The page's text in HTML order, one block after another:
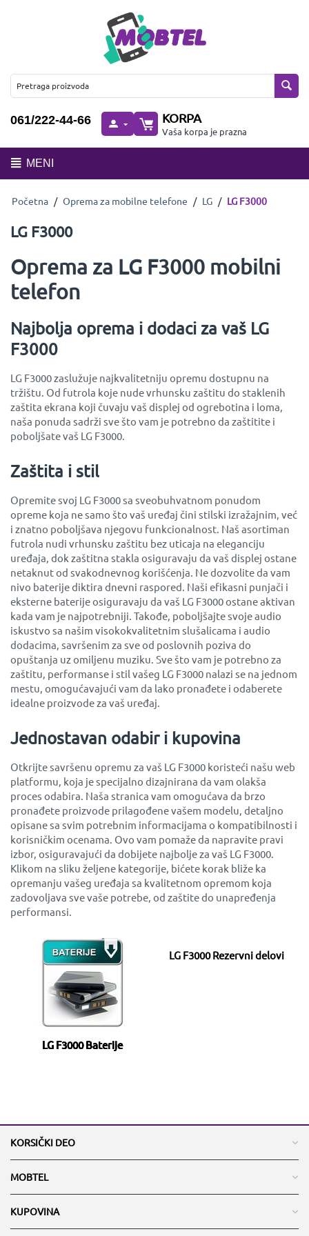
061/222-44-66 KORPA
Vaša korpa je prazna
MENI
Početna / Oprema za mobilne telefone / LG / LG F3000
LG F3000
Oprema za LG F3000 mobilni
telefon
Najbolja oprema i dodaci za vaš LG
F3000
LG F3000 zaslužuje najkvalitetniju opremu dostupnu na
tržištu. Od futrola koje nude vrhunsku zaštitu do staklenih
zaštita ekrana koji čuvaju vaš displej od ogrebotina i loma,
naša ponuda sadrži sve što vam je potrebno da zaštitite i
poboljšate vaš LG F3000.
Zaštita i stil
Opremite svoj LG F3000 sa sveobuhvatnom ponudom
opreme koja ne samo što vaš uređaj čini stilski izražajnim, već
i znatno poboljšava njegovu funkcionalnost. Naš asortiman
futrola nudi vrhunsku zaštitu bez uticaja na eleganciju
uređaja, dok zaštitna stakla osiguravaju da vaš displej ostane
netaknut od svakodnevnog korišćenja. Ne dozvolite da vam
nivo baterije diktira dnevni raspored. Naši efikasni punjači i
eksterne baterije osiguravaju da vaš LG F3000 ostane aktivan
kada vam je najpotrebniji. Takođe, poboljšajte svoje audio
iskustvo sa našim visokokvalitetnim slušalicama i audio
dodacima, savršenim za sve od poslovnih poziva do
opuštanja uz omiljenu muziku. Sve što vam je potrebno za
zaštitu, performanse i stil vašeg LG F3000 nalazi se na jednom
mestu, omogućavajući vam da lako pronađete i odaberete
idealne proizvode za vaš uređaj.
Jednostavan odabir i kupovina
Otkrijte savršenu opremu za vaš LG F3000 koristeći našu web
platformu, koja je specijalno dizajnirana da vam olakša
proces odabira. Naša stranica vam omogućava da brzo
pronađete proizvode prilagođene vašem modelu, detaljno
opisane sa svim potrebnim informacijama o kompatibilnosti i
korisničkim ocenama. Ovo vam pomaže da napravite pravi
izbor, osiguravajući da dobijete najbolje za vaš LG F3000.
Klikom na sliku željene kategorije, bićete korak bliže ka
opremanju vašeg uređaja sa kvalitetnom opremom koja
zadovoljava sve vaše potrebe, od zaštite do unapređenja
performansi.
LG F3000 Baterije
LG F3000 Rezervni delovi
KORSIČKI DEO
MOBTEL
KUPOVINA